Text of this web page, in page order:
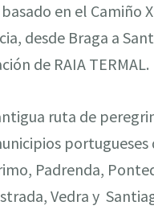
en el Camiño
desde Braga a
de RAIA TERMAL.
ruta de
portugueses
Padrenda,
Vedra y